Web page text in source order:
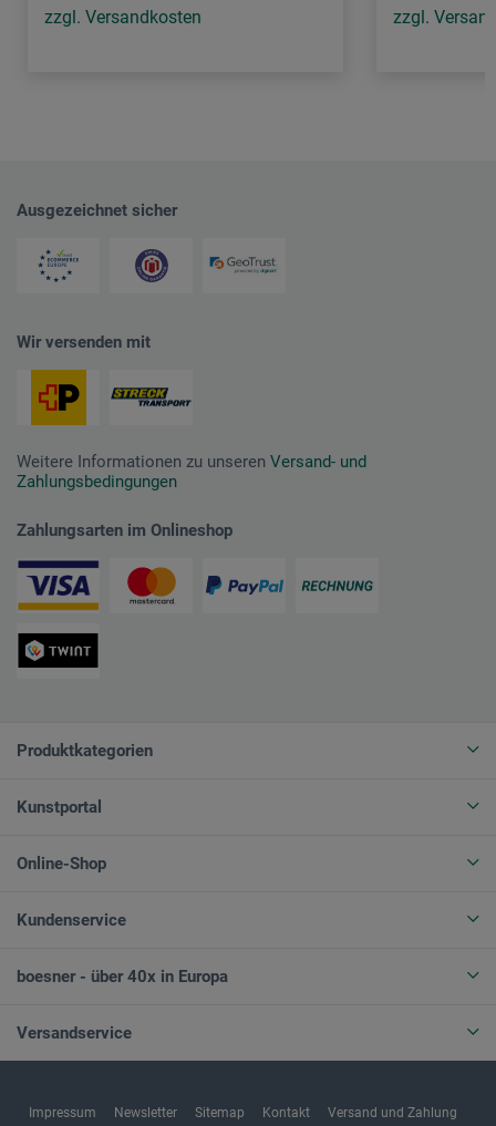
zzgl. Versandkosten zzgl.
Ausgezeichnet sicher
Wir versenden mit
Weitere Informationen zu unseren Versand- und
Zahlungsbedingungen
Zahlungsarten im Onlineshop
Produktkategorien
Kunstportal
Online-Shop
Kundenservice
boesner - über 40x in Europa
Versandservice
Impressum Newsletter Sitemap Kontakt Versand und Zahlung